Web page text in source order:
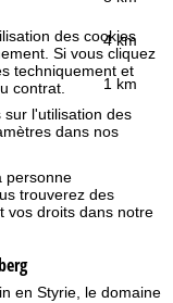
des cookies
Si vous cliquez
techniquement et
contrat.
sur l'utilisation des
dans nos
personne
trouverez des
vos droits dans notre
4 km
1 km
en Styrie, le domaine